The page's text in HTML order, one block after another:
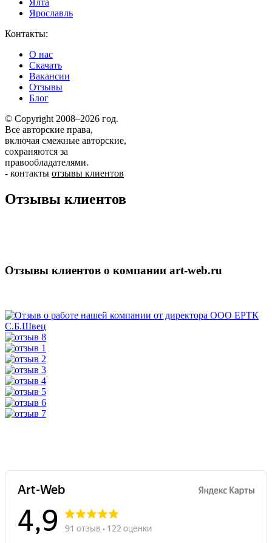
Ялта
Ярославль
Контакты:
О нас
Скачать
Вакансии
Отзывы
Блог
© Copyright 2008–2026 год.
Все авторские права,
включая смежные авторские,
сохраняются за
правообладателями.
- контакты отзывы клиентов
Отзывы клиентов
Отзывы клиентов о компании art-web.ru